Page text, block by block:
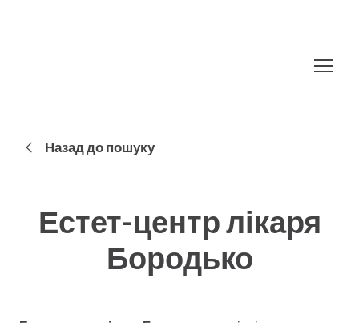
Назад до пошуку
Естет-центр лікаря
Бородько